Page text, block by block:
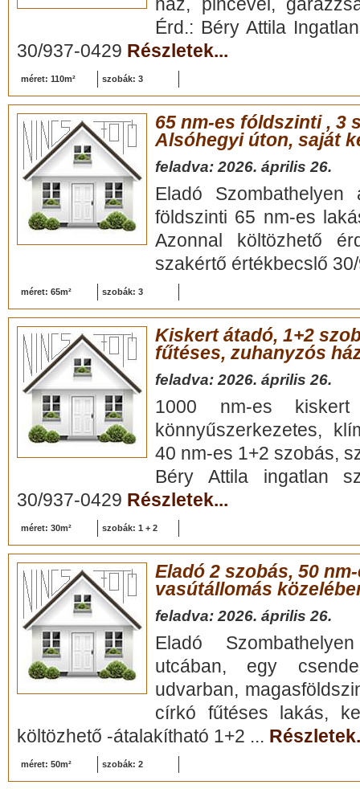
Érd.: Béry Attila
30/937-0429 Részletek...
méret: 110m² szobák: 3
65 nm-es fóldszinti , 3
Alsóhegyi úton, saját
feladva: 2026. április 26.
Eladó
földszinti 65 nm-es
Azonnal költözhető
szakértő értékbecslő
méret: 65m² szobák: 3
Kiskert átadó, 1+2
fűtéses, zuhanyzós
feladva: 2026. április 26.
1000 nm-es
könnyűszerkezetes,
40 nm-es 1+2 szobás,
Béry Attila ingatlan
30/937-0429 Részletek...
méret: 30m² szobák: 1 + 2
Eladó 2 szobás, 50
vasútállomás
feladva: 2026. április 26.
Eladó
utcában, egy
udvarban,
církó fűtéses lakás,
költözhető -átalakítható 1+2 ...
méret: 50m² szobák: 2